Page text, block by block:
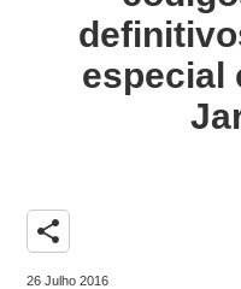
especial
share
26 Julho 2016